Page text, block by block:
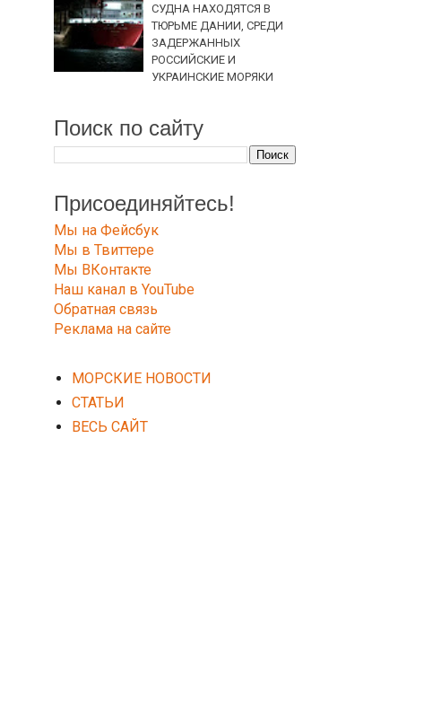
СУДНА НАХОДЯТСЯ В
ТЮРЬМЕ ДАНИИ, СРЕДИ
ЗАДЕРЖАННЫХ
РОССИЙСКИЕ И
УКРАИНСКИЕ МОРЯКИ
Поиск по сайту
Присоединяйтесь!
Мы на Фейсбук
Мы в Твиттере
Мы ВКонтакте
Наш канал в YouTube
Обратная связь
Реклама на сайте
МОРСКИЕ НОВОСТИ
СТАТЬИ
ВЕСЬ САЙТ